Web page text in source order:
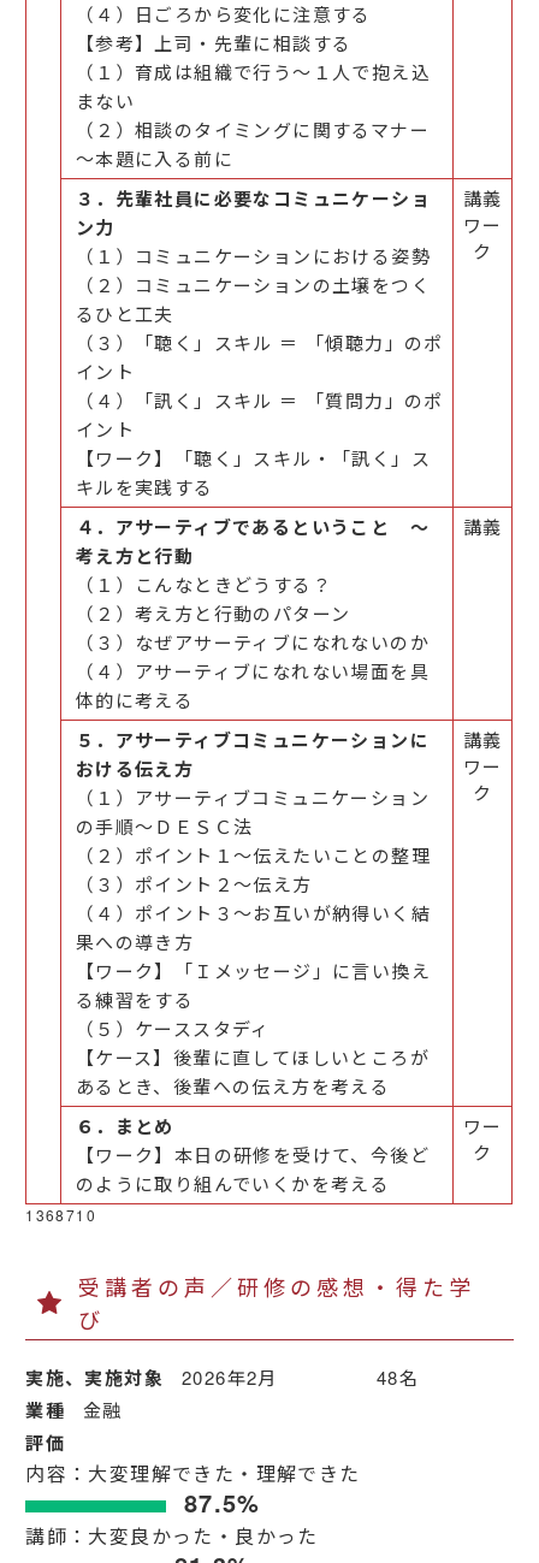
（４）日ごろから変化に注意する
【参考】上司・先輩に相談する
（１）育成は組織で行う～１人で抱え込
まない
（２）相談のタイミングに関するマナー
～本題に入る前に
３．先輩社員に必要なコミュニケーショ
ン力
（１）コミュニケーションにおける姿勢
（２）コミュニケーションの土壌をつく
るひと工夫
（３）「聴く」スキル ＝ 「傾聴力」のポ
イント
（４）「訊く」スキル ＝ 「質問力」のポ
イント
【ワーク】「聴く」スキル・「訊く」ス
キルを実践する
講義
ワー
ク
４．アサーティブであるということ ～
考え方と行動
（１）こんなときどうする？
（２）考え方と行動のパターン
（３）なぜアサーティブになれないのか
（４）アサーティブになれない場面を具
体的に考える
講義
５．アサーティブコミュニケーションに
おける伝え方
（１）アサーティブコミュニケーション
の手順～ＤＥＳＣ法
（２）ポイント１～伝えたいことの整理
（３）ポイント２～伝え方
（４）ポイント３～お互いが納得いく結
果への導き方
【ワーク】「Ｉメッセージ」に言い換え
る練習をする
（５）ケーススタディ
【ケース】後輩に直してほしいところが
あるとき、後輩への伝え方を考える
講義
ワー
ク
６．まとめ
【ワーク】本日の研修を受けて、今後ど
のように取り組んでいくかを考える
ワー
ク
1368710
受講者の声／研修の感想・得た学
び
実施、実施対象 2026年2月 48名
業種 金融
評価
内容：大変理解できた・理解できた
87.5%
講師：大変良かった・良かった